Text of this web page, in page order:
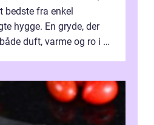
bedste fra enkel
hygge. En gryde, der
duft, varme og ro i en